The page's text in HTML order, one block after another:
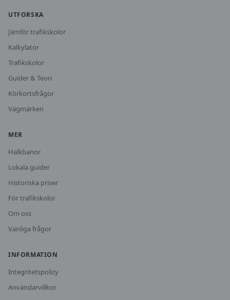
UTFORSKA
Jämför trafikskolor
Kalkylator
Trafikskolor
Guider & Teori
Körkortsfrågor
Vägmärken
MER
Halkbanor
Lokala guider
Historiska priser
För trafikskolor
Om oss
Vanliga frågor
INFORMATION
Integritetspolicy
Användarvillkor